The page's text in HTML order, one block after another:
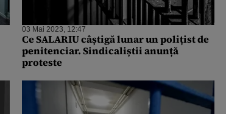
03 Mai 2023, 12:47
Ce SALARIU câștigă lunar un polițist de
penitenciar. Sindicaliștii anunță
proteste